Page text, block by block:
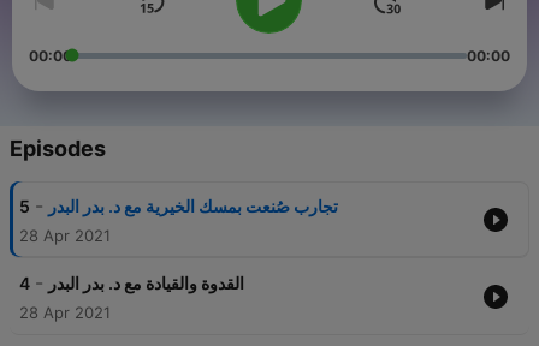
00:00 00:00
Episodes
5 - تجارب صُنعت بمسك الخيرية مع د. بدر البدر
28 Apr 2021
4 - القدوة والقيادة مع د. بدر البدر
28 Apr 2021